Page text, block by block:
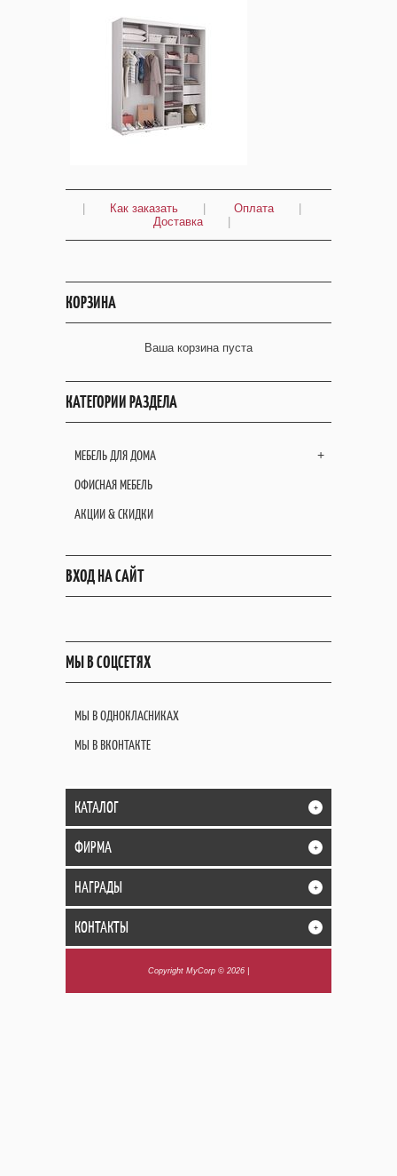
| Как заказать | Оплата
|
Доставка
|
КОРЗИНА
Ваша корзина пуста
КАТЕГОРИИ РАЗДЕЛА
+
МЕБЕЛЬ ДЛЯ ДОМА
ОФИСНАЯ МЕБЕЛЬ
АКЦИИ & СКИДКИ
ВХОД НА САЙТ
МЫ В СОЦСЕТЯХ
МЫ В ОДНОКЛАСНИКАХ
МЫ В ВКОНТАКТЕ
КАТАЛОГ +
ФИРМА +
НАГРАДЫ +
КОНТАКТЫ +
Copyright MyCorp © 2026